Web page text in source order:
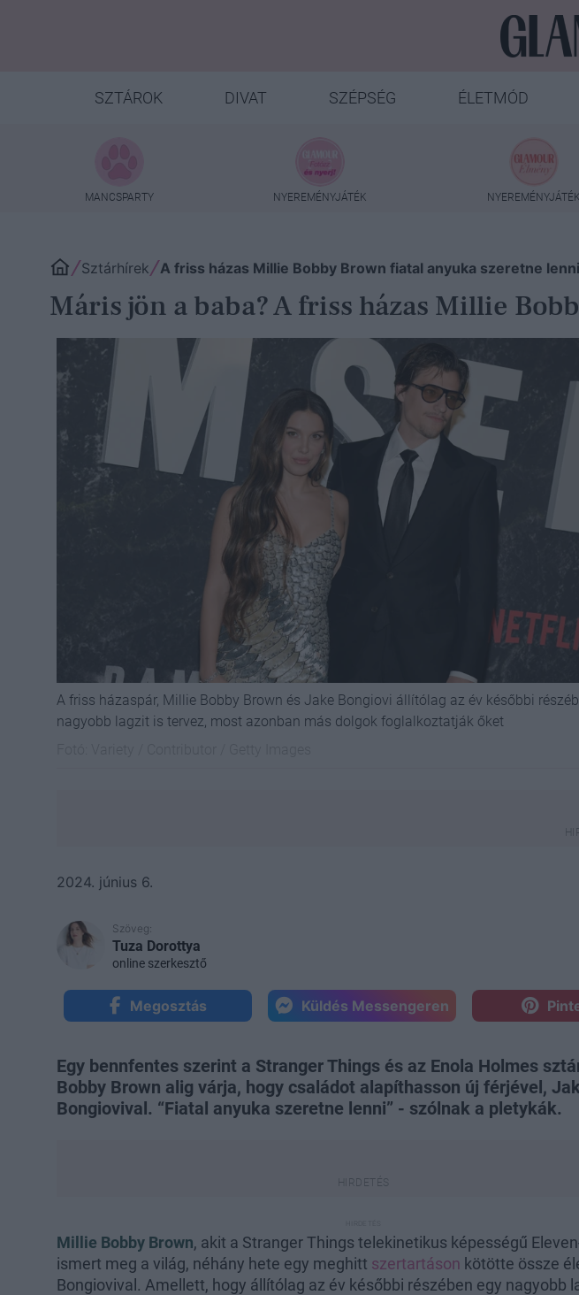
SZTÁROK DIVAT SZÉPSÉG ÉLETMÓD
MANCSPARTY NYEREMÉNYJÁTÉK NYEREMÉNYJÁTÉK
Sztárhírek A friss házas Millie Bobby Brown fiatal anyuka szeretne lenni
Máris jön a baba? A friss házas Millie
A friss házaspár, Millie Bobby Brown és Jake Bongiovi állítólag az év későbbi
nagyobb lagzit is tervez, most azonban más dolgok foglalkoztatják őket
2024. június 6.
Szöveg:
Tuza Dorottya
online szerkesztő
Megosztás Küldés Messengeren
Egy bennfentes szerint a Stranger Things és az Enola Holmes
Bobby Brown alig várja, hogy családot alapíthasson új férjével,
Bongiovival. “Fiatal anyuka szeretne lenni” - szólnak a pletykák.
Millie Bobby Brown, akit a Stranger Things telekinetikus képességű
ismert meg a világ, néhány hete egy meghitt szertartáson kötötte össze
Bongiovival. Amellett, hogy állítólag az év későbbi részében egy nagyobb